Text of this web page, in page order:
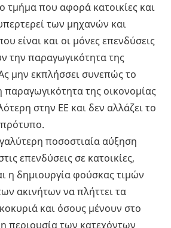
τμήμα που αφορά κατοικίες και
των μηχανών και
είναι και οι μόνες επενδύσεις
την παραγωγικότητα της
μην εκπλήσσει συνεπώς το
παραγωγικότητα της οικονομίας
στην ΕΕ και δεν αλλάζει το
ποσοστιαία αύξηση
επενδύσεις σε κατοικίες,
η δημιουργία φούσκας τιμών
ακινήτων να πλήττει τα
και όσους μένουν στο
περιουσία των κατεχόντων